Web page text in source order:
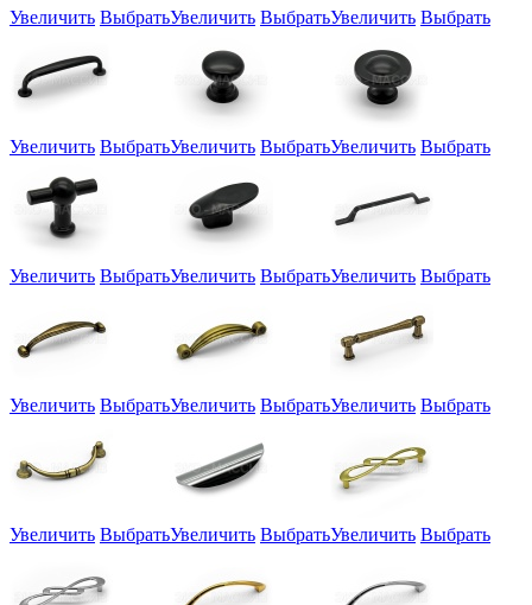
Увеличить ВыбратьУвеличить ВыбратьУвеличить Выбрать
Увеличить ВыбратьУвеличить ВыбратьУвеличить Выбрать
Увеличить ВыбратьУвеличить ВыбратьУвеличить Выбрать
Увеличить ВыбратьУвеличить ВыбратьУвеличить Выбрать
Увеличить ВыбратьУвеличить ВыбратьУвеличить Выбрать